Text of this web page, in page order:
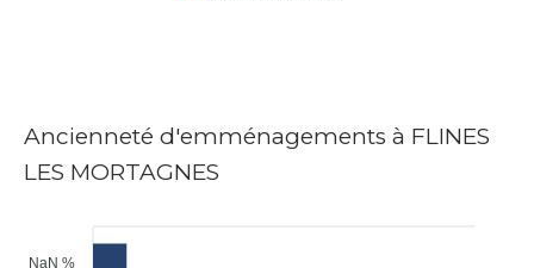
Ancienneté d'emménagements à FLINES
LES MORTAGNES
NaN %